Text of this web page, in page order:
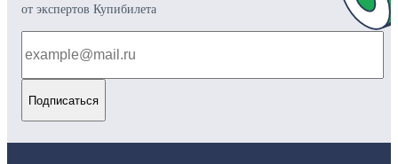
от экспертов Купибилета
Подписаться